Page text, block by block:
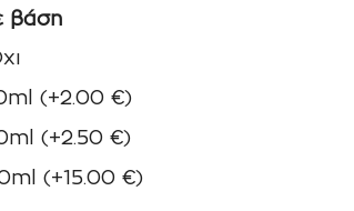
βάση
(+2.00€)
(+2.50 €)
(+15.00€)